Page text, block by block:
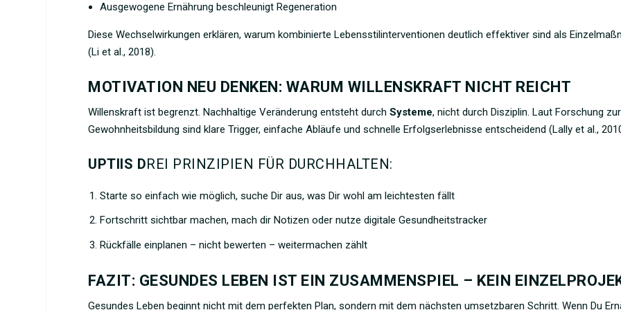
Ausgewogene Ernährung beschleunigt Regeneration
Diese Wechselwirkungen erklären, warum kombinierte Lebensstilinterventionen deutlich effektiver sind als
(Li et al., 2018).
MOTIVATION NEU DENKEN: WARUM WILLENSKRAFT NICHT REICHT
Willenskraft ist begrenzt. Nachhaltige Veränderung entsteht durchSysteme, nicht durch Disziplin. Laut Forschung zur
Gewohnheitsbildung sind klare Trigger, einfache Abläufe und schnelle Erfolgserlebnisse entscheidend (Lally et al.,
UPTIIS DREI PRINZIPIEN FÜR DURCHHALTEN:
Starte so einfach wie möglich, suche Dir aus, was Dir wohl am leichtesten fällt
Fortschritt sichtbar machen, mach dir Notizen oder nutze digitale Gesundheitstracker
Rückfälle einplanen – nicht bewerten – weitermachen zählt
FAZIT: GESUNDES LEBEN IST EIN ZUSAMMENSPIEL – KEIN
Gesundes Leben beginnt nicht mit dem perfekten Plan, sondern mit dem nächsten umsetzbaren Schritt. Wenn Du